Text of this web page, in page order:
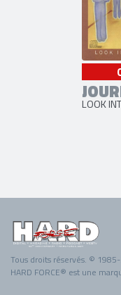
LOOK
Tous droits réservés. ©
HARD FORCE® est une